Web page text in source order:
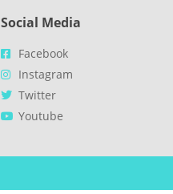
Social Media
Facebook
Instagram
Twitter
Youtube